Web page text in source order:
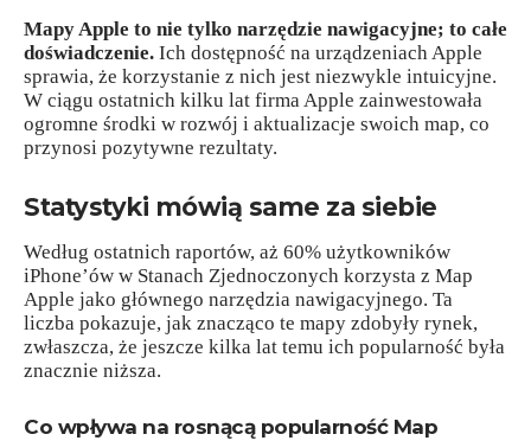
Mapy Apple to nie tylko narzędzie nawigacyjne; to całe
doświadczenie. Ich dostępność na urządzeniach Apple
sprawia, że korzystanie z nich jest niezwykle intuicyjne.
W ciągu ostatnich kilku lat firma Apple zainwestowała
ogromne środki w rozwój i aktualizacje swoich map, co
przynosi pozytywne rezultaty.
Statystyki mówią same za siebie
Według ostatnich raportów, aż 60% użytkowników
iPhone’ów w Stanach Zjednoczonych korzysta z Map
Apple jako głównego narzędzia nawigacyjnego. Ta
liczba pokazuje, jak znacząco te mapy zdobyły rynek,
zwłaszcza, że jeszcze kilka lat temu ich popularność była
znacznie niższa.
Co wpływa na rosnącą popularność Map